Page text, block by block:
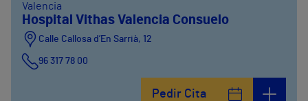
Valencia
Hospital Vithas Valencia Consuelo
Calle Callosa d’En Sarrià, 12
96 317 78 00
Pedir Cita